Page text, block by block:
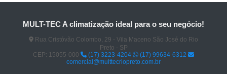
MULT-TEC A climatização ideal para o seu negócio!
Rua Cristóvão Colombo, 29 - Vila Maceno São José do Rio
Preto - SP
CEP: 15055-000
(17) 3223-4204
(17) 99634-6312
comercial@multtecriopreto.com.br